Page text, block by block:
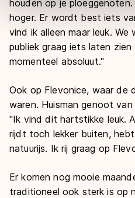
Door op ‘Toestaan’ te
overdracht. Meer informatie
houden op je
hoger. Er wordt best iets
vind ik alleen maar leuk.
publiek graag iets laten
momenteel absoluut."
Ook op Flevonice, waar de
waren. Huisman genoot
"Ik vind dit hartstikke leuk.
rijdt toch lekker buiten,
natuurijs. Ik rij graag op
Er komen nog mooie
traditioneel ook sterk is op